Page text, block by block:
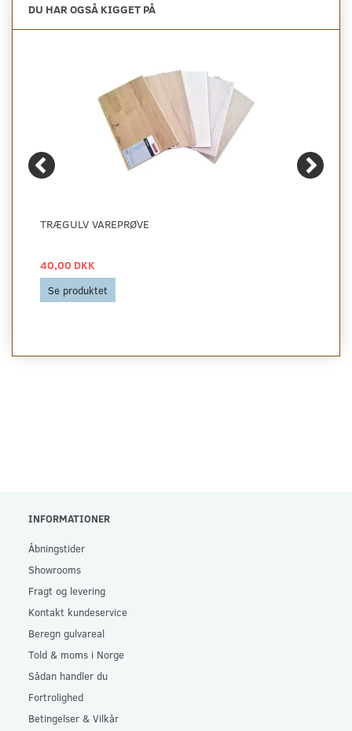
DU HAR OGSÅ KIGGET PÅ
TRÆGULV VAREPRØVE
40,00 DKK
Se produktet
INFORMATIONER
Åbningstider
Showrooms
Fragt og levering
Kontakt kundeservice
Beregn gulvareal
Told & moms i Norge
Sådan handler du
Fortrolighed
Betingelser & Vilkår